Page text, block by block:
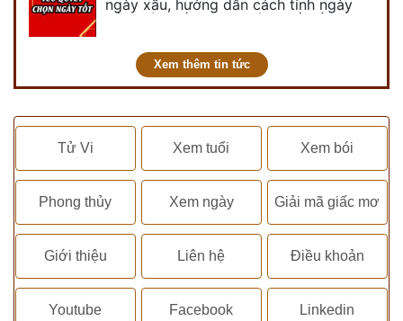
ngày xấu, hướng dẫn cách tính ngày
tốt, ngày xấu trong tháng để tiến hành
Xem thêm tin tức
Tử Vi Xem tuổi Xem bói
Phong thủy Xem ngày Giải mã giấc mơ
Giới thiệu Liên hệ Điều khoản
Youtube Facebook Linkedin